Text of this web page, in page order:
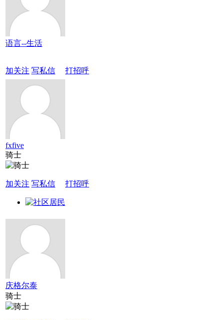
语言--生活
加关注 写私信 打招呼
fxfive
骑士
加关注 写私信 打招呼
庆格尔泰
骑士